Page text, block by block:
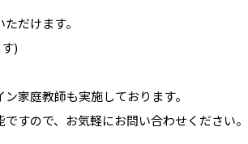
だけます。
)
家庭教師も実施しております。
すので、お気軽にお問い合わせください。